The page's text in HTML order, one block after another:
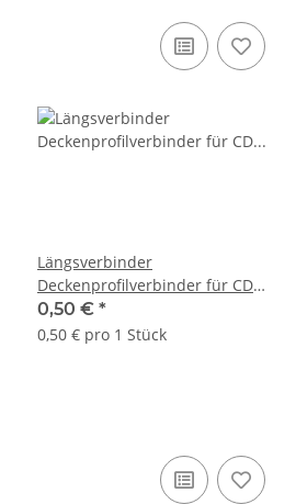
Längsverbinder
Deckenprofilverbinder für CD
Profile 60/100
0,50 € *
0,50 € pro 1 Stück